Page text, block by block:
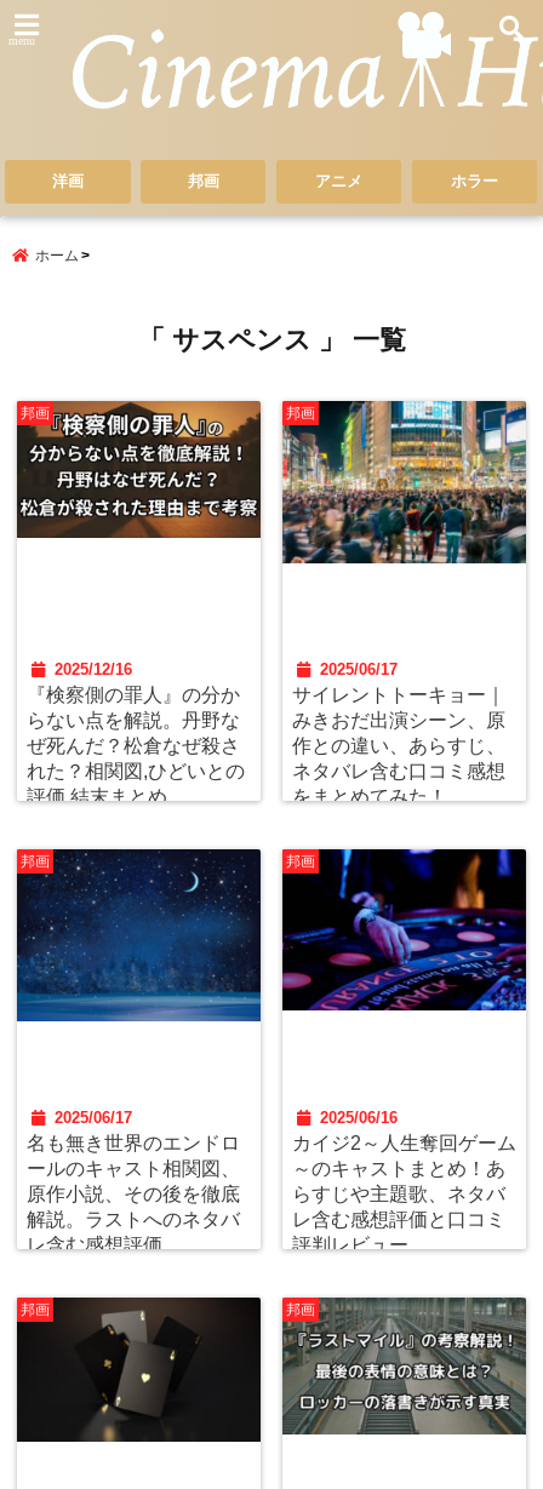
menu
洋画 邦画 アニメ ホラー
ホーム
「 サスペンス 」 一覧
邦画
2025/12/16
『検察側の罪人』の分か
らない点を解説。丹野な
ぜ死んだ？松倉なぜ殺さ
れた？相関図,ひどいとの
評価,結末まとめ。
邦画
2025/06/17
サイレントトーキョー｜
みきおだ出演シーン、原
作との違い、あらすじ、
ネタバレ含む口コミ感想
をまとめてみた！
邦画
2025/06/17
名も無き世界のエンドロ
ールのキャスト相関図、
原作小説、その後を徹底
解説。ラストへのネタバ
レ含む感想評価。
邦画
2025/06/16
カイジ2～人生奪回ゲーム
～のキャストまとめ！あ
らすじや主題歌、ネタバ
レ含む感想評価と口コミ
評判レビュー
邦画 邦画